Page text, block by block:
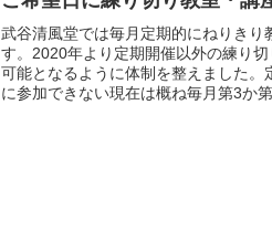
武谷清風堂では毎月定期的にねりきり
す。2020年より定期開催以外の練り
可能となるように体制を整えました。
に参加できない現在は概ね毎月第3か